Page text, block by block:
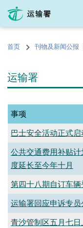
内
的首页 刊物及新闻公报
运输署
事项
巴士安全活动正式启
公共交通费用补贴
度延长至今年十月
第四十八期自订车
运输署回应申诉专
青沙管制区五月七